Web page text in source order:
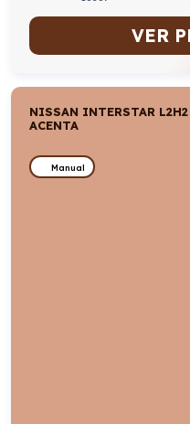
VER
NISSAN INTERSTAR
ACENTA
Manual